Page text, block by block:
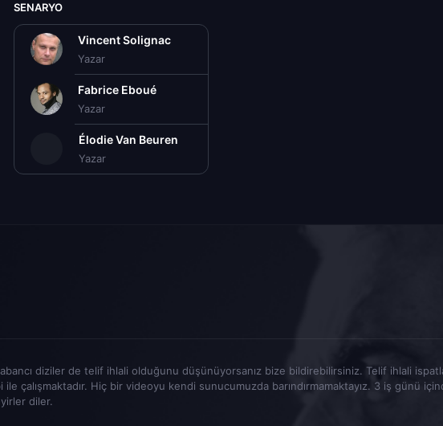
SENARYO
Vincent Solignac
Yazar
Fabrice Eboué
Yazar
Élodie Van Beuren
Yazar
yabancı diziler de telif ihlali olduğunu düşünüyorsanız bize bildirebilirsiniz. Telif ihlali
çalışmaktadır. Hiç bir videoyu kendi sunucumuzda barındırmamaktayız. 3 iş günü
diler.